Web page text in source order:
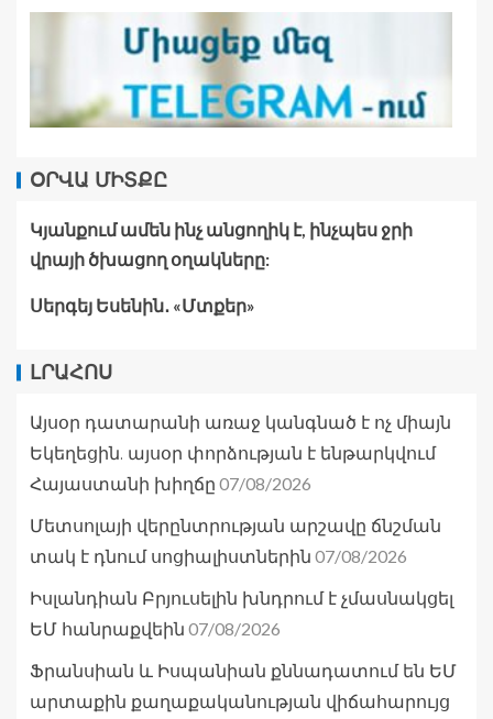
ՕՐՎԱ ՄԻՏՔԸ
Կյանքում ամեն ինչ անցողիկ է, ինչպես ջրի
վրայի ծխացող օղակները:
Սերգեյ Եսենին․ «Մտքեր»
ԼՐԱՀՈՍ
Այսօր դատարանի առաջ կանգնած է ոչ միայն
Եկեղեցին. այսօր փորձության է ենթարկվում
Հայաստանի խիղճը 07/08/2026
Մետսոլայի վերընտրության արշավը ճնշման
տակ է դնում սոցիալիստներին 07/08/2026
Իսլանդիան Բրյուսելին խնդրում է չմասնակցել
ԵՄ հանրաքվեին 07/08/2026
Ֆրանսիան և Իսպանիան քննադատում են ԵՄ
արտաքին քաղաքականության վիճահարույց